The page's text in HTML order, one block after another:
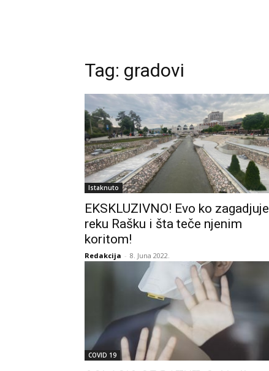
Tag: gradovi
Istaknuto
EKSKLUZIVNO! Evo ko zagadjuje
reku Rašku i šta teče njenim
koritom!
Redakcija - 8. Juna 2022.
COVID 19